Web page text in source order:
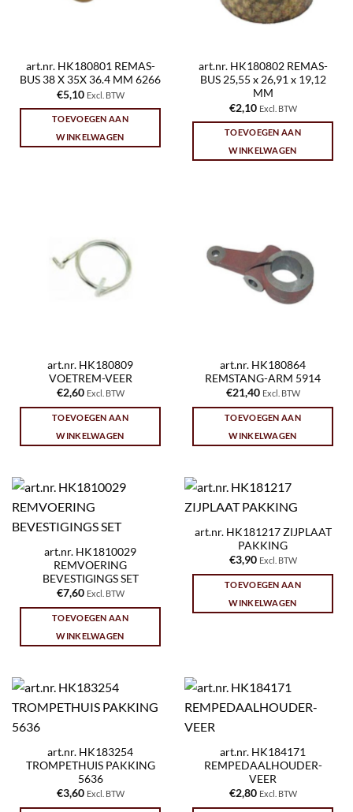
art.nr. HK180801 REMAS-
BUS 38 X 35X 36.4 MM 6266
€5,10 Excl. BTW
TOEVOEGEN AAN
WINKELWAGEN
art.nr. HK180802 REMAS-
BUS 25,55 x 26,91 x 19,12
MM
€2,10 Excl. BTW
TOEVOEGEN AAN
WINKELWAGEN
art.nr. HK180809
VOETREM-VEER
€2,60 Excl. BTW
TOEVOEGEN AAN
WINKELWAGEN
art.nr. HK180864
REMSTANG-ARM 5914
€21,40 Excl. BTW
TOEVOEGEN AAN
WINKELWAGEN
art.nr. HK1810029
REMVOERING
BEVESTIGINGS SET
€7,60 Excl. BTW
TOEVOEGEN AAN
WINKELWAGEN
art.nr. HK181217 ZIJPLAAT
PAKKING
€3,90 Excl. BTW
TOEVOEGEN AAN
WINKELWAGEN
art.nr. HK183254
TROMPETHUIS PAKKING
5636
€3,60 Excl. BTW
art.nr. HK184171
REMPEDAALHOUDER-
VEER
€2,80 Excl. BTW